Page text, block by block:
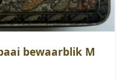
bewaarblik M